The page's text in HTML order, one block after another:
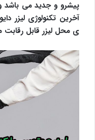
پیشرو و جدید می
آخرین تکنولوژی لیزر
ی محل لیزر قابل رقابت